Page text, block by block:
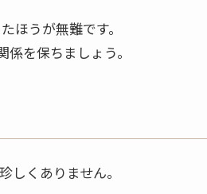
ほうが無難です。
を保ちましょう。
くありません。